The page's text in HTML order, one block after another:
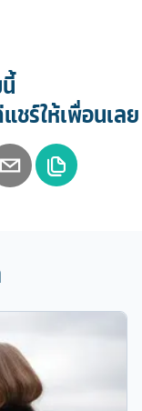
ชร์ให้เพื่อนเลย